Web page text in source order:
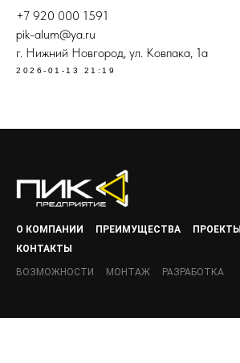
+7 920 000 1591
pik-alum@ya.ru
г. Нижний Новгород, ул. Ковпака, 1а
2026-01-13 21:19
О КОМПАНИИ ПРЕИМУЩЕСТВА ПРОЕКТЫ
КОНТАКТЫ
ВОЗМОЖНОСТИ МОНТАЖ РАЗРАБОТКА